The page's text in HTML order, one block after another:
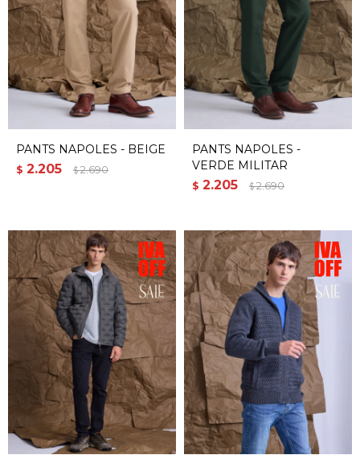
PANTS NAPOLES - BEIGE
$ 2.205 $ 2.690
PANTS NAPOLES -
VERDE MILITAR
$ 2.205 $ 2.690